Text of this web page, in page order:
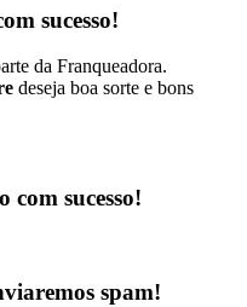
sucesso!
da Franqueadora.
deseja boa sorte e bons
com sucesso!
spam!